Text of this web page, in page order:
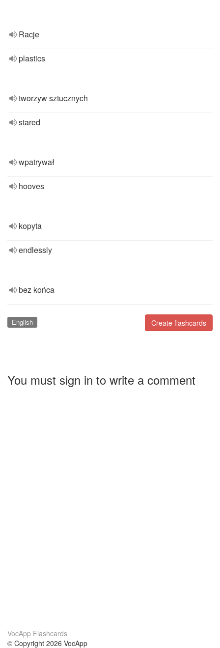
Racje
plastics
tworzyw sztucznych
stared
wpatrywał
hooves
kopyta
endlessly
bez końca
Create flashcards
English
You must sign in to write a comment
VocApp Flashcards
© Copyright 2026 VocApp